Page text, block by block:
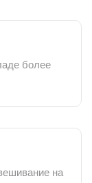
более
на